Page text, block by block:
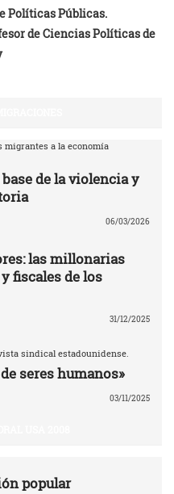
Políticas Públicas.
de Ciencias Políticas de
a la economía
de la violencia y
06/03/2026
las millonarias
fiscales de los
31/12/2025
sindical estadounidense.
seres humanos»
03/11/2025
popular